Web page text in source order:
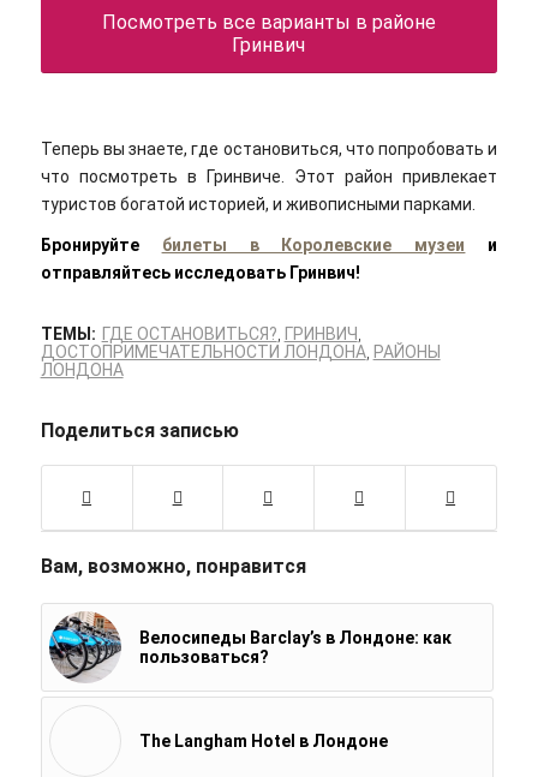
Посмотреть все варианты в районе
Гринвич
Теперь вы знаете, где остановиться, что попробовать и
что посмотреть в Гринвиче. Этот район привлекает
туристов богатой историей, и живописными парками.
Бронируйте билеты в Королевские музеи и
отправляйтесь исследовать Гринвич!
ТЕМЫ: ГДЕ ОСТАНОВИТЬСЯ?, ГРИНВИЧ,
ДОСТОПРИМЕЧАТЕЛЬНОСТИ ЛОНДОНА, РАЙОНЫ
ЛОНДОНА
Поделиться записью
Вам, возможно, понравится
Велосипеды Barclay’s в Лондоне: как
пользоваться?
The Langham Hotel в Лондоне